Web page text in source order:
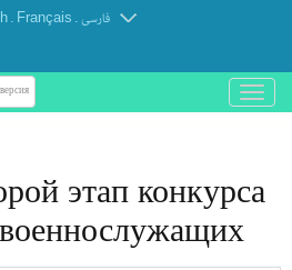
. Français . فارسی
باز
و
منو
этап конкурса